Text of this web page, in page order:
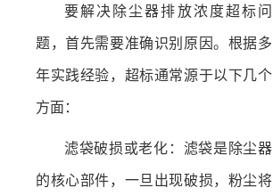
要解决除尘器排放浓度超标问
题，首先需要准确识别原因。根据多
年实践经验，超标通常源于以下几个
方面：
滤袋破损或老化：滤袋是除尘器
的核心部件，一旦出现破损，粉尘将